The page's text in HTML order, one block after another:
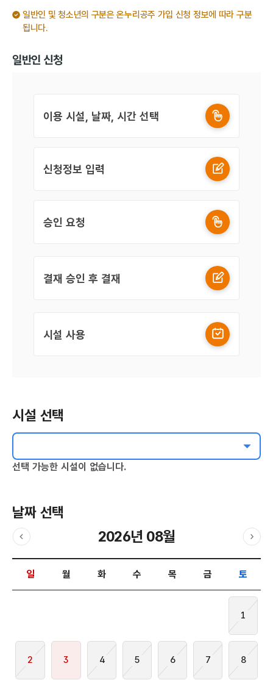
일반인 및 청소년의 구분은 온누리공주 가입 신청 정보에 따라 구분
됩니다.
일반인 신청
이용 시설, 날짜, 시간 선택
신청정보 입력
승인 요청
결재 승인 후 결재
시설 사용
시설 선택
선택 가능한 시설이 없습니다.
날짜 선택
이전달 2026년 08월
다음
날짜 선택 달력입니다.
일
월 화 수 목 금 토
1
2 3 4 5 6 7 8